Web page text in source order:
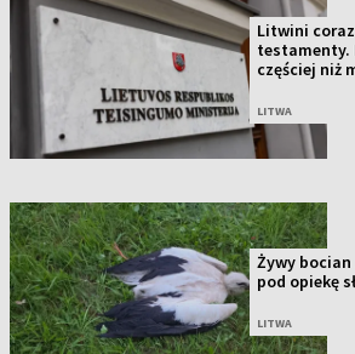
Litwini
testamenty.
częściej niż
LITWA
Żywy
pod opiekę
LITWA